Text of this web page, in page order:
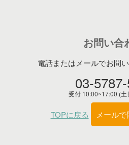
お問い合
電話またはメールでお問
03-
受付 10:00~17:00 (土
TOPに戻る メール